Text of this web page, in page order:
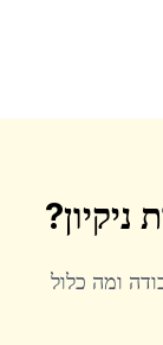
ניקיון?
ומה כלול